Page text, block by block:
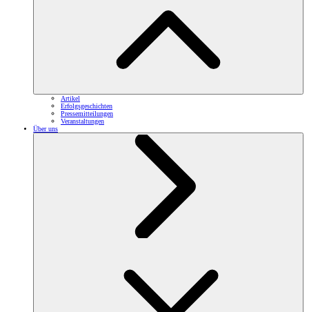
Artikel
Erfolgsgeschichten
Pressemitteilungen
Veranstaltungen
Über uns